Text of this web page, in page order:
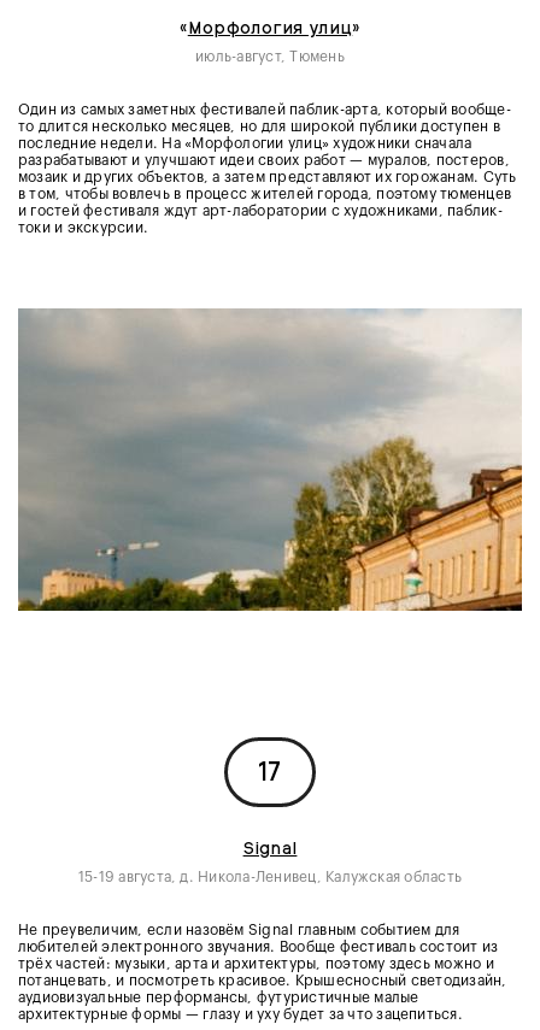
«Морфология улиц»
июль-август, Тюмень
Один из самых заметных фестивалей паблик-арта, который вообще-
то длится несколько месяцев, но для широкой публики доступен в
последние недели. На «Морфологии улиц» художники сначала
разрабатывают и улучшают идеи своих работ — муралов, постеров,
мозаик и других объектов, а затем представляют их горожанам. Суть
в том, чтобы вовлечь в процесс жителей города, поэтому тюменцев
и гостей фестиваля ждут арт-лаборатории с художниками, паблик-
токи и экскурсии.
17
Signal
15-19 августа, д. Никола-Ленивец, Калужская область
Не преувеличим, если назовём Signal главным событием для
любителей электронного звучания. Вообще фестиваль состоит из
трёх частей: музыки, арта и архитектуры, поэтому здесь можно и
потанцевать, и посмотреть красивое. Крышесносный светодизайн,
аудиовизуальные перформансы, футуристичные малые
архитектурные формы — глазу и уху будет за что зацепиться.